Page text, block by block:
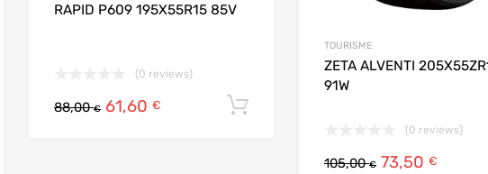
RAPID P609 195X55R15 85V
(0 reviews)
88,00€ 61,60 €
TOURISME
ZETA ALVENTI
91W
(0 reviews)
105,00€ 73,50 €